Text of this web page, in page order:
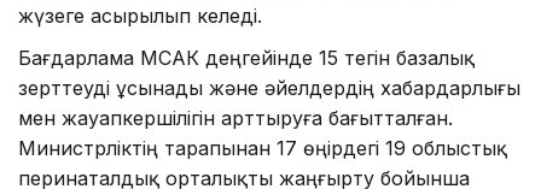
жүзеге асырылып келеді.
Бағдарлама МСАК деңгейінде 15 тегін базалық
зерттеуді ұсынады және әйелдердің хабардарлығы
мен жауапкершілігін арттыруға бағытталған.
Министрліктің тарапынан 17 өңірдегі 19 облыстық
перинаталдық орталықты жаңғырту бойынша